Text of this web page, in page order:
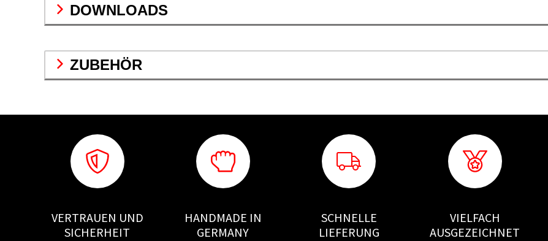
DOWNLOADS
ZUBEHÖR
VERTRAUEN UND
SICHERHEIT
HANDMADE IN
GERMANY
SCHNELLE
LIEFERUNG
VIELFACH
AUSGEZEICHNET